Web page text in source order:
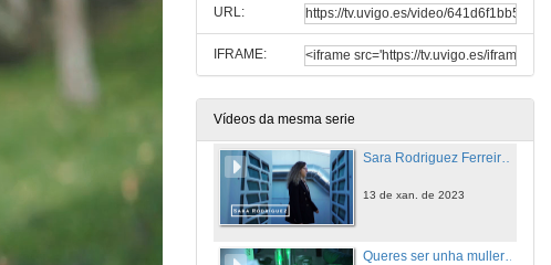
URL:
IFRAME:
Vídeos da mesma serie
Sara Rodriguez Ferreiro
13 de xan. de 2023
13 de xan. de 2023
Queres ser unha muller STEAM? Escola de Enxeñaría Industrial